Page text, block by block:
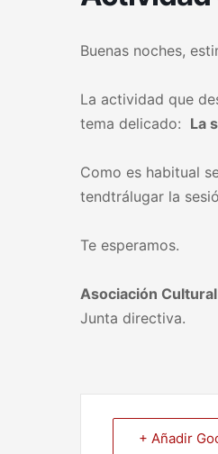
Buenas noches,
La actividad que
tema delicado: La
Como es habitual
tendtrálugar la
Te esperamos.
Asociación
Junta directiva.
+ Añadir